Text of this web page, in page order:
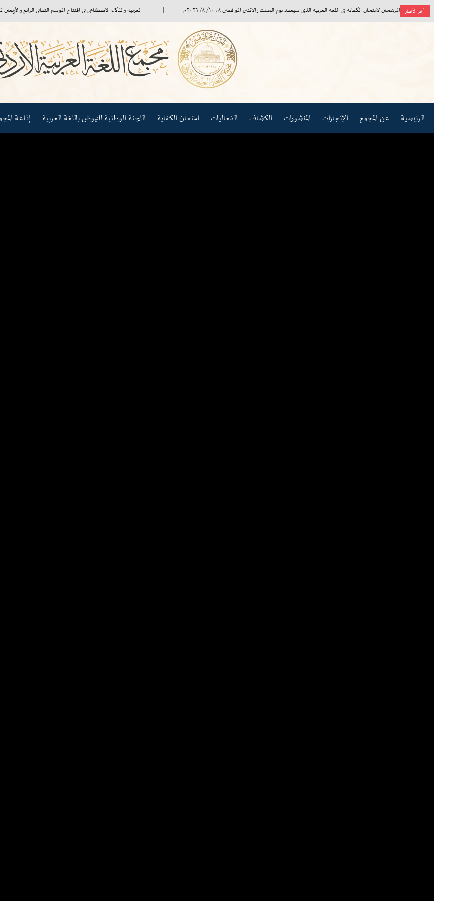
آخر الأخبارأسماء المرشحين لامتحان الكفاية في اللغة العربية الذي سيعقد يوم السبت والاثنين الموافقين ٨، ١٠/ ٨/ ٢٠٢٦م العربية والذكاء الاصطناعي في افتتاح الموسم الثقافي الرابع والأربعين لمجمع
الرئيسية عن المجمع الإنجازات المنشورات الكشاف الفعاليات امتحان الكفاية اللجنة الوطنية للنهوض باللغة العربية إذاعة المجمع